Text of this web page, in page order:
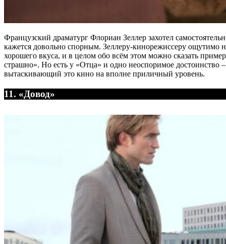
Французский драматург Флориан Зеллер захотел
кажется довольно спорным. Зеллеру-кинорежиссеру ощутимо
хорошего вкуса, и в целом обо всём этом можно сказать
страшно». Но есть у «Отца» и одно неоспоримое
вытаскивающий это кино на вполне приличный уровень.
11. «Довод»